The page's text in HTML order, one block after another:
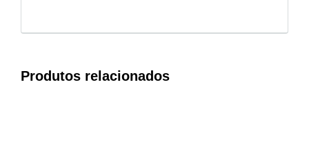
Produtos relacionados